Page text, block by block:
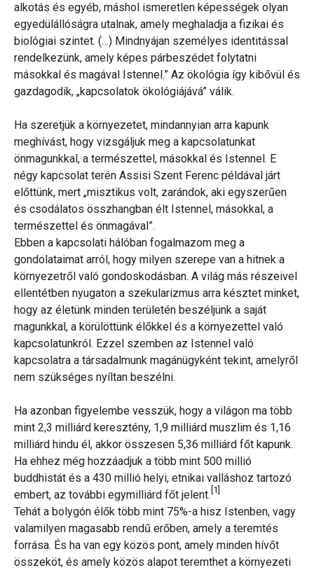
alkotás és egyéb, máshol ismeretlen képességek olyan
egyedülállóságra utalnak, amely meghaladja a fizikai és
biológiai szintet. (…) Mindnyájan személyes identitással
rendelkezünk, amely képes párbeszédet folytatni
másokkal és magával Istennel.” Az ökológia így kibővül és
gazdagodik, „kapcsolatok ökológiájává” válik.
Ha szeretjük a környezetet, mindannyian arra kapunk
meghívást, hogy vizsgáljuk meg a kapcsolatunkat
önmagunkkal, a természettel, másokkal és Istennel. E
négy kapcsolat terén Assisi Szent Ferenc példával járt
előttünk, mert „misztikus volt, zarándok, aki egyszerűen
és csodálatos összhangban élt Istennel, másokkal, a
természettel és önmagával”.
Ebben a kapcsolati hálóban fogalmazom meg a
gondolataimat arról, hogy milyen szerepe van a hitnek a
környezetről való gondoskodásban. A világ más részeivel
ellentétben nyugaton a szekularizmus arra késztet minket,
hogy az életünk minden területén beszéljünk a saját
magunkkal, a körülöttünk élőkkel és a környezettel való
kapcsolatunkról. Ezzel szemben az Istennel való
kapcsolatra a társadalmunk magánügyként tekint, amelyről
nem szükséges nyíltan beszélni.
Ha azonban figyelembe vesszük, hogy a világon ma több
mint 2,3 milliárd keresztény, 1,9 milliárd muszlim és 1,16
milliárd hindu él, akkor összesen 5,36 milliárd főt kapunk.
Ha ehhez még hozzáadjuk a több mint 500 millió
buddhistát és a 430 millió helyi, etnikai valláshoz tartozó
embert, az további egymilliárd főt jelent. [1]
Tehát a bolygón élők több mint 75%-a hisz Istenben, vagy
valamilyen magasabb rendű erőben, amely a teremtés
forrása. És ha van egy közös pont, amely minden hívőt
összeköt, és amely közös alapot teremthet a környezeti